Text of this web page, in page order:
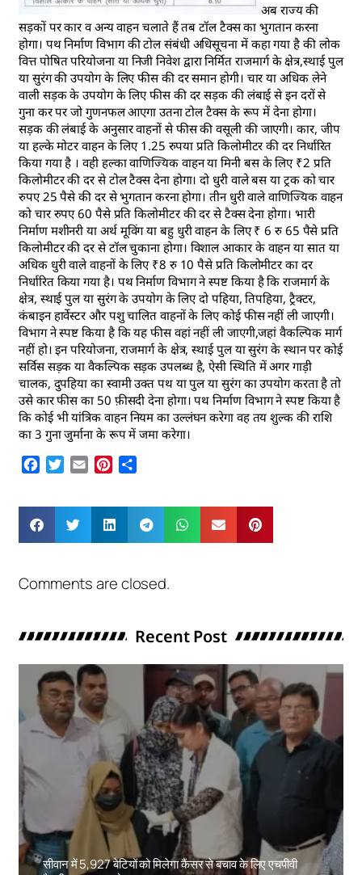
अब राज्य की
सड़कों पर कार व अन्य वाहन चलाते हैं तब टॉल टैक्स का भुगतान करना
होगा। पथ निर्माण विभाग की टोल संबंधी अधिसूचना में कहा गया है की लोक
वित्त पोषित परियोजना या निजी निवेश द्वारा निर्मित राजमार्ग के क्षेत्र,स्थाई पुल
या सुरंग की उपयोग के लिए फीस की दर समान होगी। चार या अधिक लेने
वाली सड़क के उपयोग के लिए फीस की दर सड़क की लंबाई से इन दरों से
गुना कर पर जो गुणनफल आएगा उतना टोल टैक्स के रूप में देना होगा।
सड़क की लंबाई के अनुसार वाहनों से फीस की वसूली की जाएगी। कार, जीप
या हल्के मोटर वाहन के लिए 1.25 रुपया प्रति किलोमीटर की दर निर्धारित
किया गया है । वही हल्का वाणिज्यिक वाहन या मिनी बस के लिए ₹2 प्रति
किलोमीटर की दर से टोल टैक्स देना होगा। दो धुरी वाले बस या ट्रक को चार
रुपए 25 पैसे की दर से भुगतान करना होगा। तीन धुरी वाले वाणिज्यिक वाहन
को चार रुपए 60 पैसे प्रति किलोमीटर की दर से टैक्स देना होगा। भारी
निर्माण मशीनरी या अर्थ मूविंग या बहु धुरी वाहन के लिए ₹ 6 रु 65 पैसे प्रति
किलोमीटर की दर से टॉल चुकाना होगा। विशाल आकार के वाहन या सात या
अधिक धुरी वाले वाहनों के लिए ₹8 रु 10 पैसे प्रति किलोमीटर का दर
निर्धारित किया गया है। पथ निर्माण विभाग ने स्पष्ट किया है कि राजमार्ग के
क्षेत्र, स्थाई पुल या सुरंग के उपयोग के लिए दो पहिया, तिपहिया, ट्रैक्टर,
कंबाइन हार्वेस्टर और पशु चालित वाहनों के लिए कोई फीस नहीं ली जाएगी।
विभाग ने स्पष्ट किया है कि यह फीस वहां नहीं ली जाएगी,जहां वैकल्पिक मार्ग
नहीं हो। इन परियोजना, राजमार्ग के क्षेत्र, स्थाई पुल या सुरंग के स्थान पर कोई
सर्विस सड़क या वैकल्पिक सड़क उपलब्ध है, ऐसी स्थिति में अगर गाड़ी
चालक, दुपहिया का स्वामी उक्त पथ या पुल या सुरंग का उपयोग करता है तो
उसे कार फीस का 50 फ़ीसदी देना होगा। पथ निर्माण विभाग ने स्पष्ट किया है
कि कोई भी यांत्रिक वाहन नियम का उल्लंघन करेगा वह तय शुल्क की राशि
का 3 गुना जुर्माना के रूप में जमा करेगा।
Facebook
Twitter
Email Pinterest
Comments are closed.
Recent Post
सीवान में 5,927 बेटियों को मिलेगा कैंसर से बचाव के लिए एचपीवी